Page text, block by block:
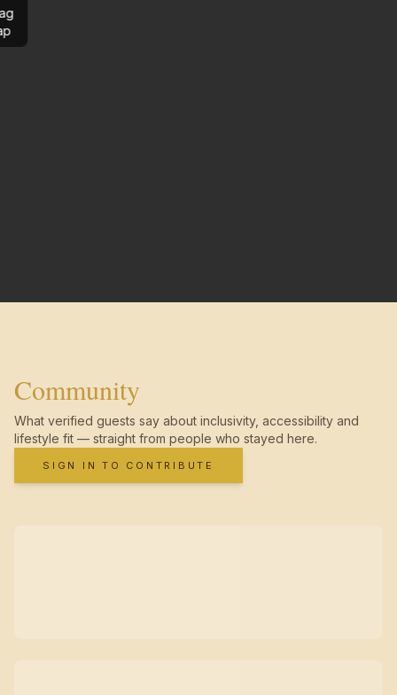
Community
What verified guests say about inclusivity, accessibility and
lifestyle fit — straight from people who stayed here.
SIGN IN TO CONTRIBUTE